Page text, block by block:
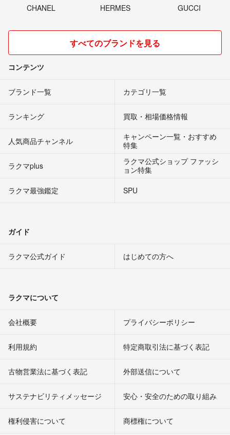
CHANEL HERMES GUCCI
すべてのブランドを見る
コンテンツ
ブランド一覧 カテゴリ一覧
ランキング 買取・相場価格情報
人気商品チャンネル
キャンペーン一覧・おすすめ
特集
ラクマplus
ラクマ公式ショップ ファッシ
ョン特集
ラクマ最強鑑定
SPU
ガイド
ラクマ公式ガイド はじめての方へ
ラクマについて
会社概要 プライバシーポリシー
利用規約 特定商取引法に基づく表記
古物営業法に基づく表記 外部送信について
サステナビリティメッセージ 安心・安全のための取り組み
権利侵害について
商標権について